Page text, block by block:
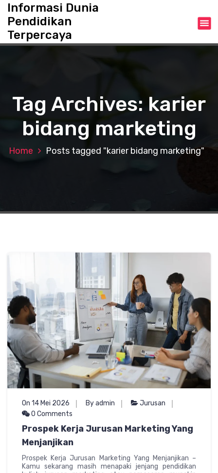
t
Informasi Dunia
Pendidikan
Terpercaya
Tag Archives: karier
bidang marketing
Home Posts tagged "karier bidang marketing"
On 14 Mei 2026 By admin
Jurusan
0 Comments
Prospek Kerja Jurusan Marketing Yang
Menjanjikan
Prospek Kerja Jurusan Marketing Yang Menjanjikan –
Kamu sekarang masih menapaki jenjang pendidikan